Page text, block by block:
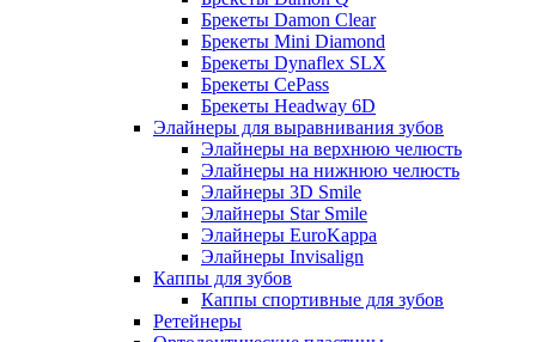
Брекеты Damon Clear
Брекеты Mini Diamond
Брекеты Dynaflex SLX
Брекеты CePass
Брекеты Headway 6D
Элайнеры для выравнивания зубов
Элайнеры на верхнюю челюсть
Элайнеры на нижнюю челюсть
Элайнеры 3D Smile
Элайнеры Star Smile
Элайнеры EuroKappa
Элайнеры Invisalign
Каппы для зубов
Каппы спортивные для зубов
Ретейнеры